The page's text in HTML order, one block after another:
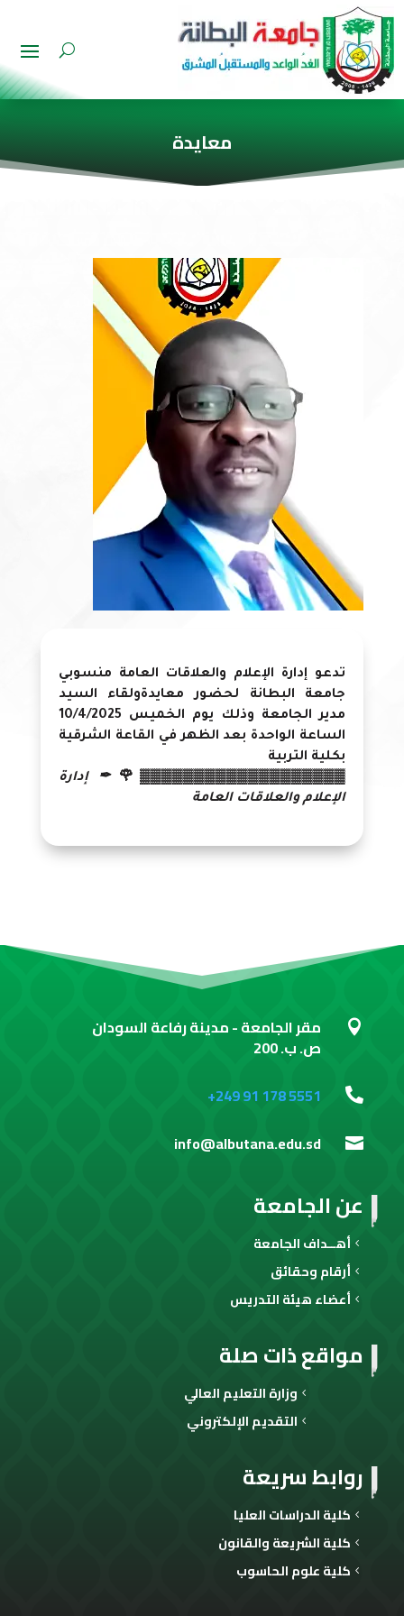
معايدة
تدعو إدارة الإعلام والعلاقات العامة منسوبي
جامعة البطانة لحضور معايدةولقاء السيد
مدير الجامعة وذلك يوم الخميس 10/4/2025
الساعة الواحدة بعد الظهر في القاعة الشرقية
بكلية التربية
▓▓▓▓▓▓▓▓▓▓▓▓▓▓▓▓▓▓▓🌹✒ إدارة
الإعلام والعلاقات العامة
روابط سريعة
كلية الدراسات العليا
كلية الشريعة والقانون
كلية علوم الحاسوب
مواقع ذات صلة
وزارة التعليم العالي
التقديم الإلكتروني
عن الجامعة
أهــداف الجامعة
أرقام وحقائق
أعضاء هيئة التدريس
 مقر الجامعة - مدينة رفاعة السودان
ص. ب. 200

+249 91 178 5551

info@albutana.edu.sd